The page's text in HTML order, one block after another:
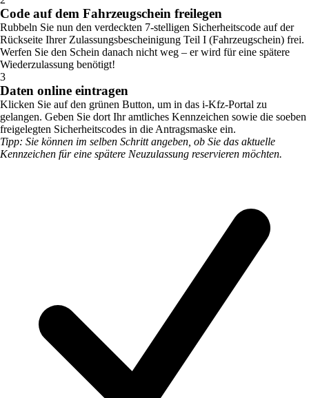
Code auf dem Fahrzeugschein freilegen
Rubbeln Sie nun den verdeckten 7-stelligen Sicherheitscode auf der
Rückseite Ihrer Zulassungsbescheinigung Teil I (Fahrzeugschein) frei.
Werfen Sie den Schein danach nicht weg – er wird für eine spätere
Wiederzulassung benötigt!
3
Daten online eintragen
Klicken Sie auf den grünen Button, um in das i-Kfz-Portal zu
gelangen. Geben Sie dort Ihr amtliches Kennzeichen sowie die soeben
freigelegten Sicherheitscodes in die Antragsmaske ein.
Tipp: Sie können im selben Schritt angeben, ob Sie das aktuelle
Kennzeichen für eine spätere Neuzulassung reservieren möchten.